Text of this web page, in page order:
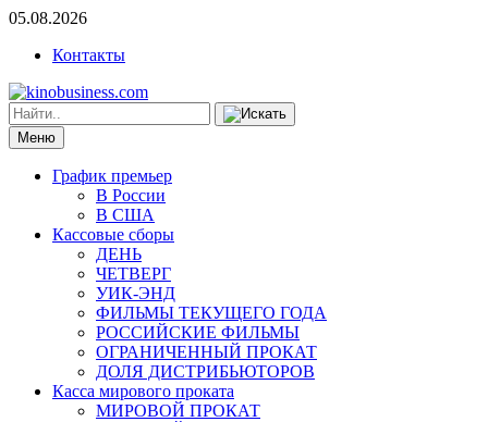
05.08.2026
Контакты
Меню
График премьер
В России
В США
Кассовые сборы
ДЕНЬ
ЧЕТВЕРГ
УИК-ЭНД
ФИЛЬМЫ ТЕКУЩЕГО ГОДА
РОССИЙСКИЕ ФИЛЬМЫ
ОГРАНИЧЕННЫЙ ПРОКАТ
ДОЛЯ ДИСТРИБЬЮТОРОВ
Касса мирового проката
МИРОВОЙ ПРОКАТ